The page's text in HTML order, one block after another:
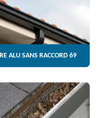
ALU SANS RACCORD 69